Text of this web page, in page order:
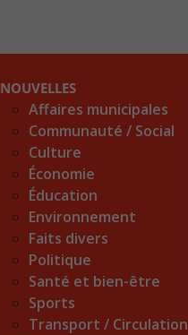
NOUVELLES
Affaires municipales
Communauté / Social
Culture
Économie
Éducation
Environnement
Faits divers
Politique
Santé et bien-être
Sports
Transport / Circulation